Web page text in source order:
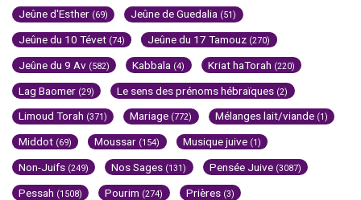
Jeûne d'Esther (69) Jeûne de Guedalia (51)
Jeûne du 10 Tévet (74) Jeûne du 17 Tamouz (270)
Jeûne du 9 Av (582) Kabbala (4) Kriat haTorah (220)
Lag Baomer (29) Le sens des prénoms hébraïques (2)
Limoud Torah (371) Mariage (772) Mélanges lait/viande (1)
Middot (69) Moussar (154) Musique juive (1)
Non-Juifs (249) Nos Sages (131) Pensée Juive (3087)
Pessah (1508) Pourim (274) Prières (3)